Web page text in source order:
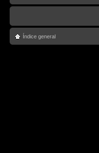
Índice general